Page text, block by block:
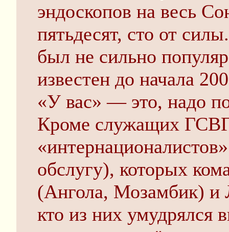
эндоскопов на весь
пятьдесят, сто от
был не сильно
известен до начала
«У вас» — это, надо
Кроме служащих
обслугу), которых
(Ангола, Мозамбик) и
кто из них умудрялся